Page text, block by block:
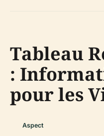
Tableau
:
pour les
Aspect